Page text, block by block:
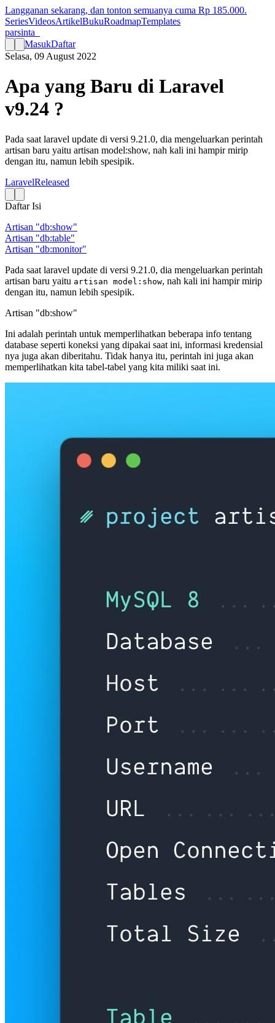
Langganan sekarang, dan tonton semuanya cuma Rp 185.000.
SeriesVideosArtikelBukuRoadmapTemplates
parsinta_
MasukDaftar
Selasa, 09 August 2022
Apa yang Baru di Laravel
v9.24 ?
Pada saat laravel update di versi 9.21.0, dia mengeluarkan perintah
artisan baru yaitu artisan model:show, nah kali ini hampir mirip
dengan itu, namun lebih spesipik.
LaravelReleased
Daftar Isi
Artisan "db:show"
Artisan "db:table"
Artisan "db:monitor"
Pada saat laravel update di versi 9.21.0, dia mengeluarkan perintah
artisan baru yaitu artisan model:show, nah kali ini hampir mirip
dengan itu, namun lebih spesipik.
Artisan "db:show"
Ini adalah perintah untuk memperlihatkan beberapa info tentang
database seperti koneksi yang dipakai saat ini, informasi kredensial
nya juga akan diberitahu. Tidak hanya itu, perintah ini juga akan
memperlihatkan kita tabel-tabel yang kita miliki saat ini.